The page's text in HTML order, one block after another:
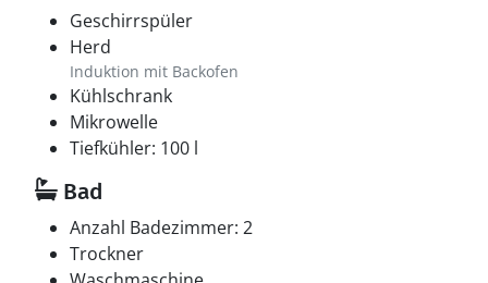
Geschirrspüler
Herd
Induktion mit Backofen
Kühlschrank
Mikrowelle
Tiefkühler: 100 l
Bad
Anzahl Badezimmer: 2
Trockner